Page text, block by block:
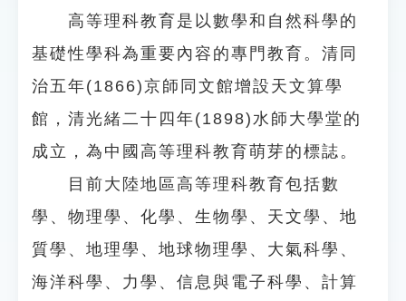
高等理科教育是以數學和自然科學的
基礎性學科為重要內容的專門教育。清同
治五年(1866)京師同文館增設天文算學
館，清光緒二十四年(1898)水師大學堂的
成立，為中國高等理科教育萌芽的標誌。
目前大陸地區高等理科教育包括數
學、物理學、化學、生物學、天文學、地
質學、地理學、地球物理學、大氣科學、
海洋科學、力學、信息與電子科學、計算